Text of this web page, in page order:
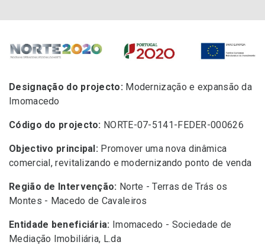
Designação do projecto: Modernização e expansão da
Imomacedo
Código do projecto: NORTE-07-5141-FEDER-000626
Objectivo principal: Promover uma nova dinâmica
comercial, revitalizando e modernizando ponto de venda
Região de Intervenção: Norte - Terras de Trás os
Montes - Macedo de Cavaleiros
Entidade beneficiária: Imomacedo - Sociedade de
Mediação Imobiliária, L.da